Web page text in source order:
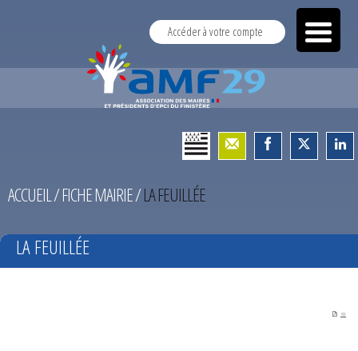
Accéder à votre compte
ACCUEIL/FICHE MAIRIE/LA FEUILLÉE
LA FEUILLÉE
PDF